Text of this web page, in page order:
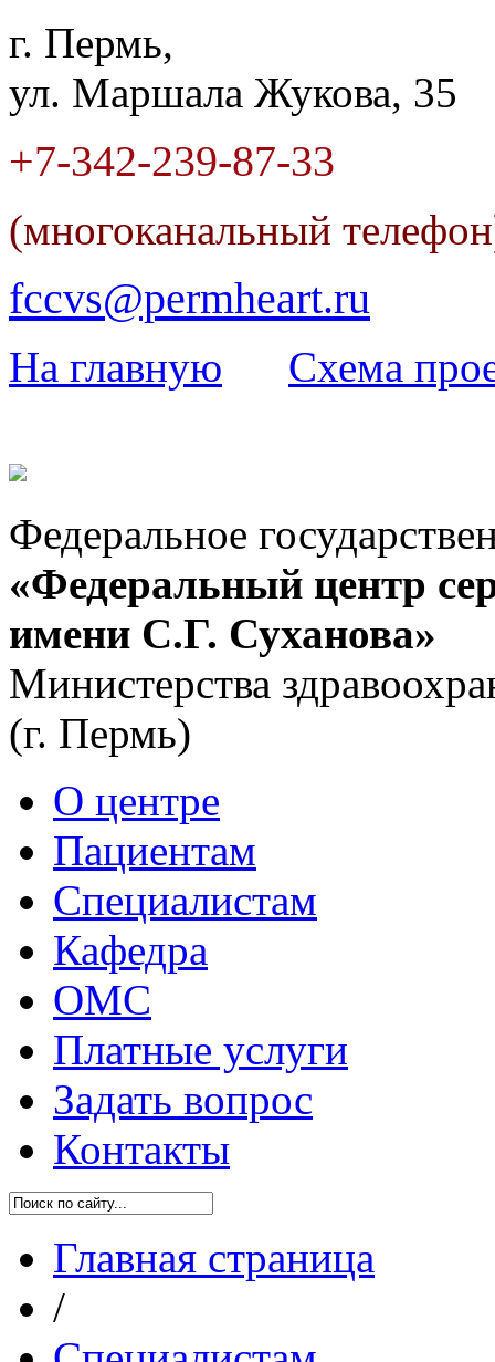
г. Пермь,
ул. Маршала Жукова, 35
+7-342-239-87-33
(многоканальный
fccvs@permheart.ru
На главную Cхема
Федеральное
«Федеральный центр
имени С.Г. Суханова»
Министерства
(г. Пермь)
О центре
Пациентам
Специалистам
Кафедра
ОМС
Платные услуги
Задать вопрос
Контакты
Главная страница
/